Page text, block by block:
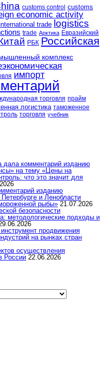
customs control customs
economic activity
trade logistics
trade Арктика Евразийский
РБК Российская
комплекс
импорт
торговля прайм
логистика таможенное
торговля учебник
дала комментарий изданию
на тему «Цены на
что это значит для
изданию
и Ленобласти
рыбы» 21.07.2026
безопасности
методологические подходы и
продвижения
на рынках стран
осуществления
России 22.06.2026